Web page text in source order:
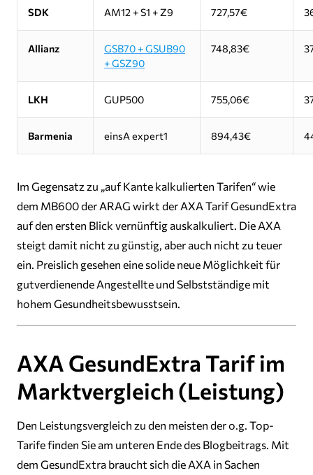
SDK AM12 + S1 + Z9 727,57€
Allianz
GSB70 + GSUB90
+ GSZ90
748,83€
LKH GUP500 755,06€
Barmenia einsA expert1 894,43€
Im Gegensatz zu „auf Kante kalkulierten Tarifen“ wie
dem MB600 der ARAG wirkt der AXA Tarif GesundExtra
auf den ersten Blick vernünftig auskalkuliert. Die AXA
steigt damit nicht zu günstig, aber auch nicht zu teuer
ein. Preislich gesehen eine solide neue Möglichkeit für
gutverdienende Angestellte und Selbstständige mit
hohem Gesundheitsbewusstsein.
AXA GesundExtra Tarif im
Marktvergleich (Leistung)
Den Leistungsvergleich zu den meisten der o.g. Top-
Tarife finden Sie am unteren Ende des Blogbeitrags. Mit
dem GesundExtra braucht sich die AXA in Sachen